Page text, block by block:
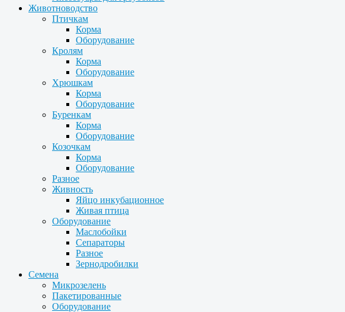
Животноводство
Птичкам
Корма
Оборудование
Кролям
Корма
Оборудование
Хрюшкам
Корма
Оборудование
Буренкам
Корма
Оборудование
Козочкам
Корма
Оборудование
Разное
Живность
Яйцо инкубационное
Живая птица
Оборудование
Маслобойки
Сепараторы
Разное
Зернодробилки
Семена
Микрозелень
Пакетированные
Оборудование